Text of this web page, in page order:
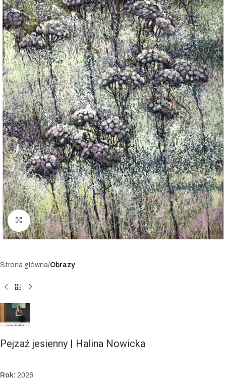
Powiększ
Strona główna Obrazy
Pejzaż jesienny | Halina Nowicka
Rok: 2026